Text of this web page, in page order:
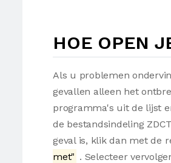
HOE OPEN
Als u problemen
gevallen alleen het
programma's uit de lijst
de bestandsindeling
geval is, klik dan met de
met" . Selecteer